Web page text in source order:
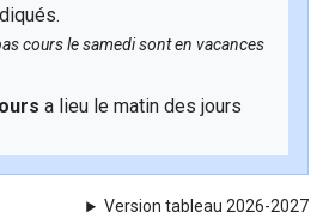
cours le samedi sont en vacances
a lieu le matin des jours
Version tableau 2026-2027